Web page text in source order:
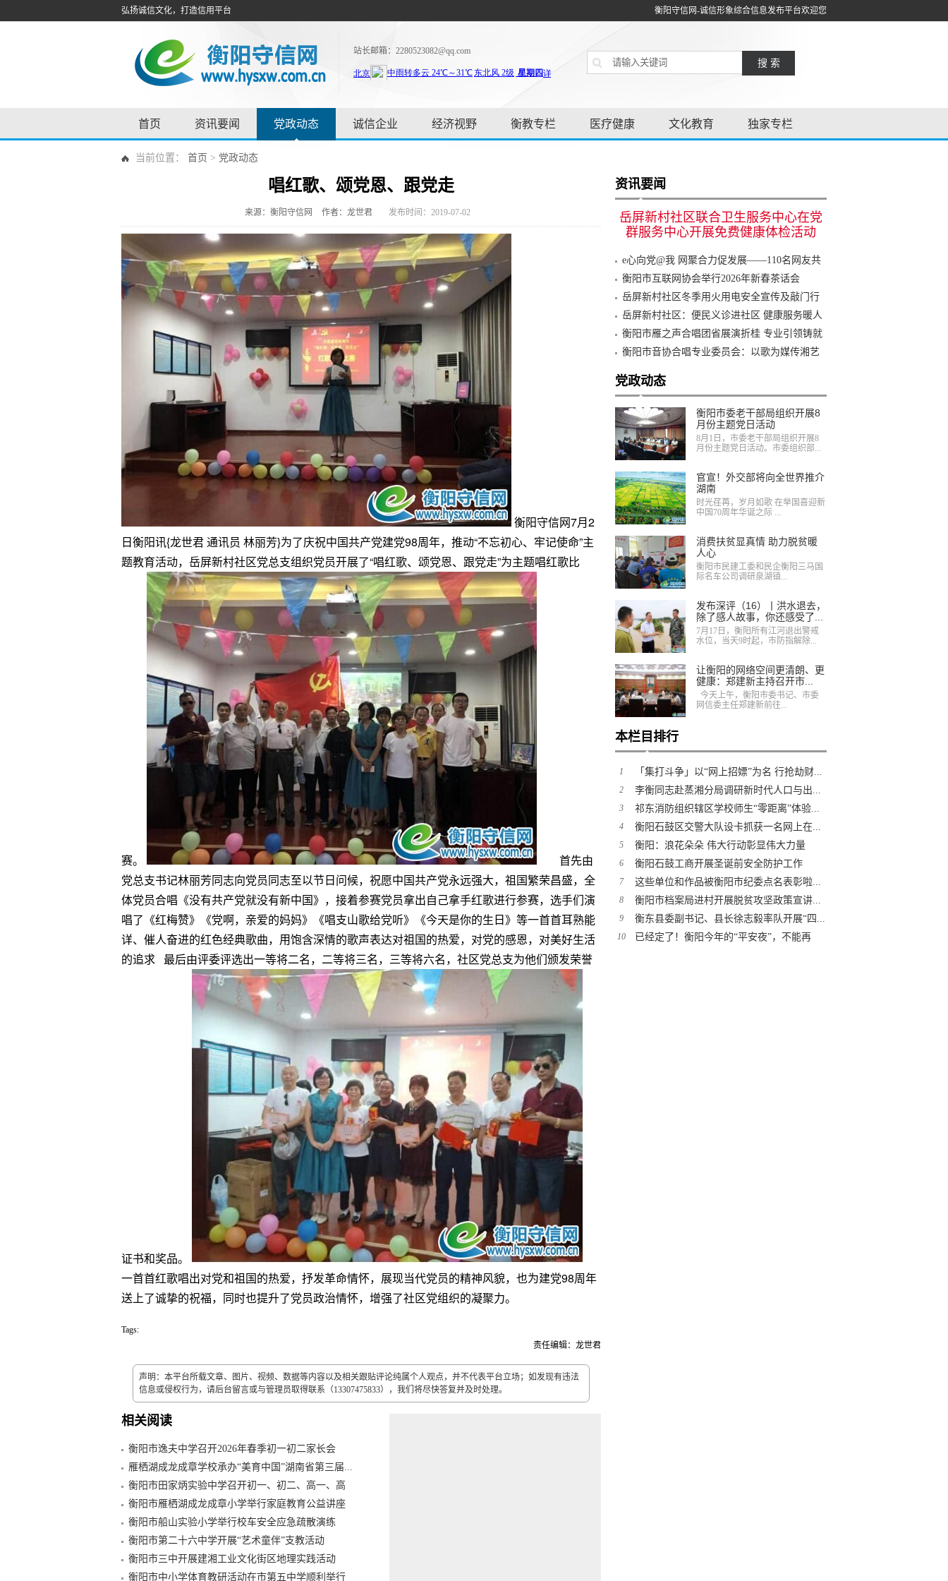
弘扬诚信文化，打造信用平台 衡阳守信网-诚信形象综合信息发布平台欢迎您
站长邮箱：2280523082@qq.com
搜 索
首页 资讯要闻 党政动态 诚信企业 经济视野 衡教专栏 医疗健康 文化教育 独家专栏
当前位置： 首页 > 党政动态
唱红歌、颂党恩、跟党走
来源：衡阳守信网 作者：龙世君 发布时间：2019-07-02
衡阳守信网7月2
日衡阳讯{龙世君 通讯员 林丽芳}为了庆祝中国共产党建党98周年，推动“不忘初心、牢记使命”主
题教育活动，岳屏新村社区党总支组织党员开展了“唱红歌、颂党恩、跟党走”为主题唱红歌比
赛。
首先由
党总支书记林丽芳同志向党员同志至以节日问候，祝愿中国共产党永远强大，祖国繁荣昌盛，全
体党员合唱《没有共产党就没有新中国》，接着参赛党员拿出自己拿手红歌进行参赛，选手们演
唱了《红梅赞》《党啊，亲爱的妈妈》《唱支山歌给党听》《今天是你的生日》等一首首耳熟能
详、催人奋进的红色经典歌曲，用饱含深情的歌声表达对祖国的热爱，对党的感恩，对美好生活
的追求 最后由评委评选出一等将二名，二等将三名，三等将六名，社区党总支为他们颁发荣誉
证书和奖品。
一首首红歌唱出对党和祖国的热爱，抒发革命情怀，展现当代党员的精神风貌，也为建党98周年
送上了诚挚的祝福，同时也提升了党员政治情怀，增强了社区党组织的凝聚力。
Tags:
责任编辑：龙世君
声明：本平台所载文章、图片、视频、数据等内容以及相关跟贴评论纯属个人观点，并不代表平台立场；如发现有违法
信息或侵权行为，请后台留言或与管理员取得联系（13307475833），我们将尽快答复并及时处理。
相关阅读
衡阳市逸夫中学召开2026年春季初一初二家长会
雁栖湖成龙成章学校承办“美育中国”湖南省第三届...
衡阳市田家炳实验中学召开初一、初二、高一、高
二...衡阳市雁栖湖成龙成章小学举行家庭教育公益讲座
衡阳市船山实验小学举行校车安全应急疏散演练
衡阳市第二十六中学开展“艺术童伴”支教活动
衡阳市三中开展建湘工业文化街区地理实践活动
衡阳市中小学体育教研活动在市第五中学顺利举行
资讯要闻
岳屏新村社区联合卫生服务中心在党
群服务中心开展免费健康体检活动
e心向党@我 网聚合力促发展——110名网友共
植“衡阳网友林”
衡阳市互联网协会举行2026年新春茶话会
岳屏新村社区冬季用火用电安全宣传及敲门行
动岳屏新村社区：便民义诊进社区 健康服务暖人
心衡阳市雁之声合唱团省展演折桂 专业引领铸就
金奖品质
衡阳市音协合唱专业委员会：以歌为媒传湘艺
党政动态
衡阳市委老干部局组织开展8
月份主题党日活动
8月1日，市委老干部局组织开展8
月份主题党日活动。市委组织部...
官宣！外交部将向全世界推介
湖南
时光荏苒，岁月如歌 在举国喜迎新
中国70周年华诞之际 ...
消费扶贫显真情 助力脱贫暖
人心
衡阳市民建工委和民企衡阳三马国
际名车公司调研泉湖镇...
发布深评（16）丨洪水退去，
除了感人故事，你还感受了...
7月17日，衡阳所有江河退出警戒
水位，当天9时起，市防指解除...
让衡阳的网络空间更清朗、更
健康：郑建新主持召开市...
今天上午，衡阳市委书记、市委
网信委主任郑建新前往...
本栏目排行
1 「集打斗争」以“网上招嫖”为名 行抢劫财...
2 李衡同志赴蒸湘分局调研新时代人口与出...
3 祁东消防组织辖区学校师生“零距离”体验...
4 衡阳石鼓区交警大队设卡抓获一名网上在...
5 衡阳：浪花朵朵 伟大行动彰显伟大力量
6 衡阳石鼓工商开展圣诞前安全防护工作
7 这些单位和作品被衡阳市纪委点名表彰啦...
8 衡阳市档案局进村开展脱贫攻坚政策宣讲...
9 衡东县委副书记、县长徐志毅率队开展“四...
10
已经定了！衡阳今年的“平安夜”，不能再